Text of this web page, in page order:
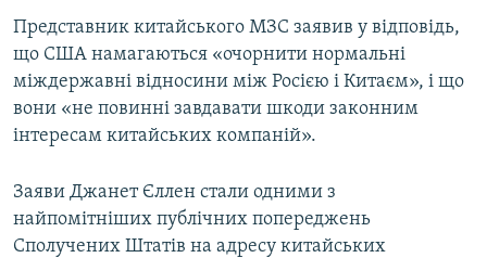
Представник китайського МЗС заявив у відповідь,
що США намагаються «очорнити нормальні
міждержавні відносини між Росією і Китаєм», і що
вони «не повинні завдавати шкоди законним
інтересам китайських компаній».
Заяви Джанет Єллен стали одними з
найпомітніших публічних попереджень
Сполучених Штатів на адресу китайських